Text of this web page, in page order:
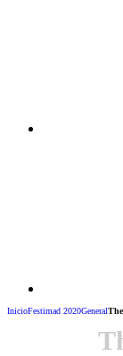
InicioFestimad 2020General